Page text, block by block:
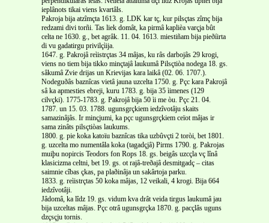
ieplânots tikai viens kvartâls.
Pakroja bija atzîmçta 1613. g. LDK kar tç, kur pilsçtas zîmç bija
redzami divi torñi. Tas liek domât, ka pirmâ kaplièa varçja bût
celta ne 1630. g., bet agrâk. 11. 04. 1613. miestiñam bija pieðíirta
di vu gadatirgu privilçìija.
1647. g. Pakrojâ reìistrçtas 34 mâjas, ku râs darbojâs 29 krogi,
viens no tiem bija tikko minçtajâ laukumâ Pilsçtiòa nodega 18. gs.
sâkumâ Zvie drijas un Krievijas kara laikâ (02. 06. 1707.).
Nodeguðâs baznîcas vietâ jauna uzcelta 1750. g. Pçc kara Pakrojâ
sâ ka apmesties ebreji, kuru 1783. g. bija 35 ìimenes (129
cilvçki). 1775-1783. g. Pakrojâ bija 50 ìi me òu. Pçc 21. 04.
1787. un 15. 03. 1788. ugunsgrçkiem iedzîvotâju skaits
samazinâjâs. Ir minçjumi, ka pçc ugunsgrçkiem ceïot mâjas ir
sama zinâts pilsçtiòas laukums.
1800. g. pie koka katoïu baznîcas tika uzbûvçti 2 toròi, bet 1801.
g. uzcelta mo numentâla koka (tagadçjâ) Pirms 1790. g. Pakrojas
muiþu nopircis Teodors fon Rops 18. gs. beigâs uzcçla vç lînâ
klasicizma celtni, bet 19. gs. ot rajâ-treðajâ desmitgadç – citas
saimnie cîbas çkas, pa plaðinâja un sakârtoja parku.
1833. g. reìistrçtas 50 koka mâjas, 12 veikali, 4 krogi. Bija 664
iedzîvotâji.
Jâdomâ, ka lîdz 19. gs. vidum kva drât veida tirgus laukumâ jau
bija uzceltas mâjas. Pçc otrâ ugunsgrçka 1870. g. pacçlâs uguns
dzçsçju tornis.